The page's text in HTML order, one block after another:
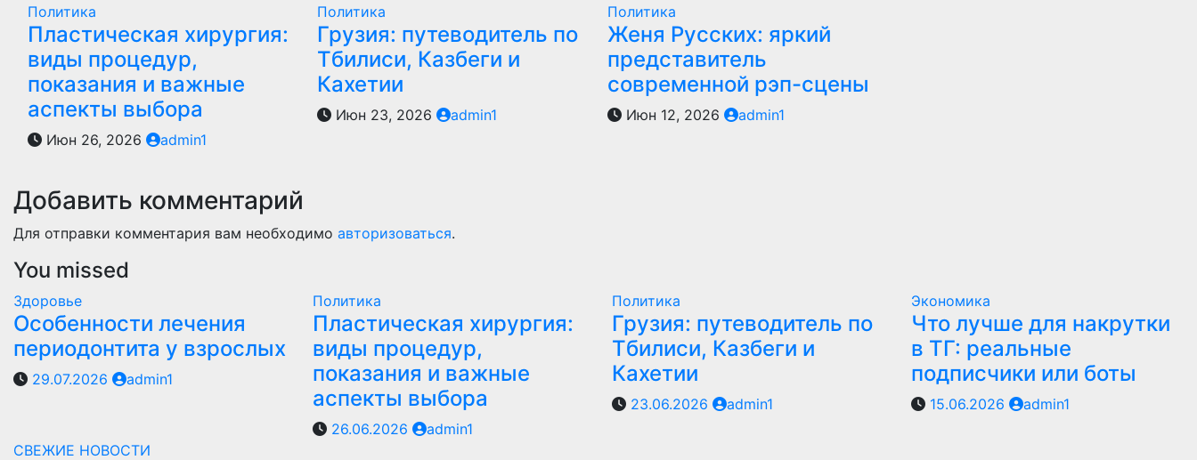
Политика
Пластическая хирургия:
виды процедур,
показания и важные
аспекты выбора
Июн 26, 2026 admin1
Политика
Грузия: путеводитель по
Тбилиси, Казбеги и
Кахетии
Июн 23, 2026 admin1
Политика
Женя Русских: яркий
представитель
современной рэп-сцены
Июн 12, 2026 admin1
Добавить комментарий
Для отправки комментария вам необходимо авторизоваться.
You missed
Здоровье
Особенности лечения
периодонтита у взрослых
29.07.2026 admin1
Политика
Пластическая хирургия:
виды процедур,
показания и важные
аспекты выбора
26.06.2026 admin1
Политика
Грузия: путеводитель по
Тбилиси, Казбеги и
Кахетии
23.06.2026 admin1
Экономика
Что лучше для накрутки
в ТГ: реальные
подписчики или боты
15.06.2026 admin1
СВЕЖИЕ НОВОСТИ